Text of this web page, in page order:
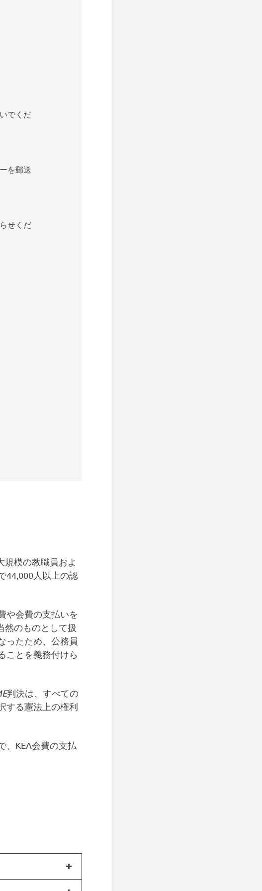
でくだ
を郵送
せくだ
規模の教職員およ
44,000人以上の認
や会費の支払いを
然のものとして扱
ったため、公務員
ことを義務付けら
判決は、すべての
する憲法上の権利
、KEA会費の支払